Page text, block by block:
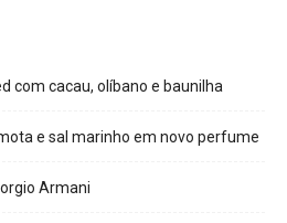
com cacau, olíbano e baunilha
e sal marinho em novo perfume
Armani